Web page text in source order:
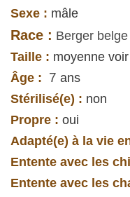
Sexe : mâle
Race : Berger
Taille : moyenne
Âge : 7 ans
Stérilisé(e) : non
Propre : oui
Adapté(e) à la vie
Entente avec les
Entente avec les